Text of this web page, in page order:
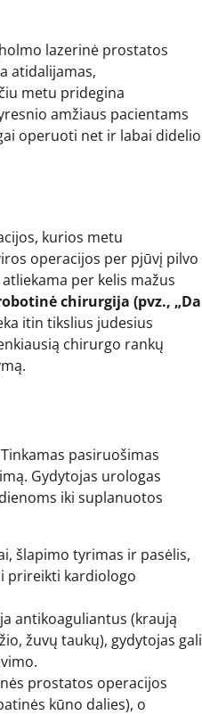
lazerinė prostatos
atidalijamas,
metu pridegina
amžiaus pacientams
operuoti net ir labai didelio
kurios metu
operacijos per pjūvį pilvo
per kelis mažus
chirurgija (pvz., „Da
itin tikslius judesius
chirurgo rankų
pasiruošimas
Gydytojas urologas
iki suplanuotos
šlapimo tyrimas ir pasėlis,
prireikti kardiologo
antikoaguliantus (kraują
žuvų taukų), gydytojas gali
prostatos operacijos
kūno dalies), o